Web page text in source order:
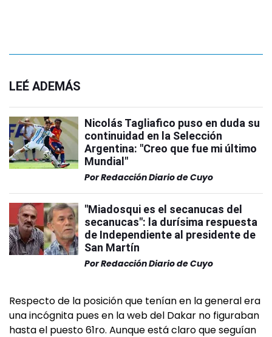
LEÉ ADEMÁS
Nicolás Tagliafico puso en duda su
continuidad en la Selección
Argentina: "Creo que fue mi último
Mundial"
PorRedacción Diario de Cuyo
"Miadosqui es el secanucas del
secanucas": la durísima respuesta
de Independiente al presidente de
San Martín
PorRedacción Diario de Cuyo
Respecto de la posición que tenían en la general era
una incógnita pues en la web del Dakar no figuraban
hasta el puesto 61ro. Aunque está claro que seguían